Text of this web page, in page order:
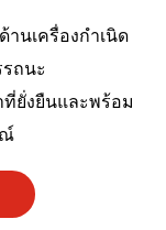
านเครื่องกำเนิด
ถนะ
ยั่งยืนและพร้อม
ณ์